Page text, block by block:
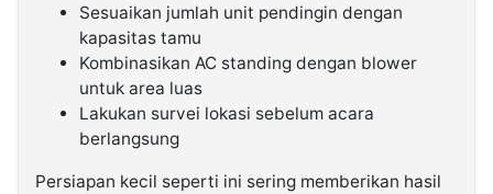
Sesuaikan jumlah unit pendingin dengan
kapasitas tamu
Kombinasikan AC standing dengan blower
untuk area luas
Lakukan survei lokasi sebelum acara
berlangsung
Persiapan kecil seperti ini sering memberikan hasil